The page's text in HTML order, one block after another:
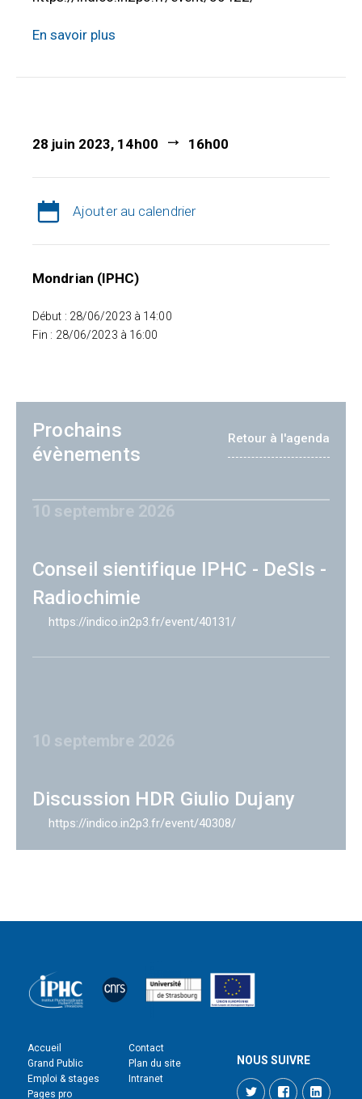
En savoir plus
28 juin 2023, 14h00 16h00
Ajouter au calendrier
Mondrian (IPHC)
Début : 28/06/2023 à 14:00
Fin : 28/06/2023 à 16:00
Prochains
évènements
Retour à l'agenda
10 septembre 2026
Conseil sientifique IPHC - DeSIs -
Radiochimie
https://indico.in2p3.fr/event/40131/
10 septembre 2026
Discussion HDR Giulio Dujany
https://indico.in2p3.fr/event/40308/
Accueil
Grand Public
Emploi & stages
Pages pro
Contact
Plan du site
Intranet
NOUS SUIVRE
TwitterFacebook